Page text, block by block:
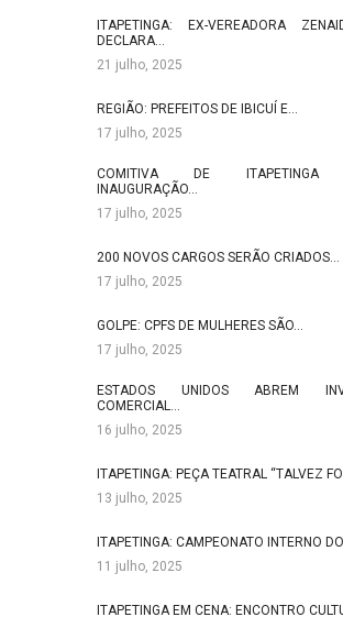
ITAPETINGA: EX-VEREADORA
DECLARA…
21 julho, 2025
REGIÃO: PREFEITOS DE IBICUÍ E…
17 julho, 2025
COMITIVA DE ITAPETINGA
INAUGURAÇÃO…
17 julho, 2025
200 NOVOS CARGOS SERÃO CRIADOS…
17 julho, 2025
GOLPE: CPFS DE MULHERES SÃO…
17 julho, 2025
ESTADOS UNIDOS ABREM
COMERCIAL…
16 julho, 2025
ITAPETINGA: PEÇA TEATRAL “TALVEZ
13 julho, 2025
ITAPETINGA: CAMPEONATO INTERNO
11 julho, 2025
ITAPETINGA EM CENA: ENCONTRO